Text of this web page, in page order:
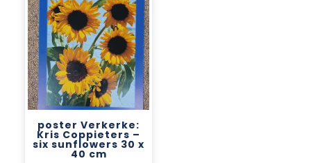
poster Verkerke:
Kris Coppieters –
six sunflowers 30 x
40 cm